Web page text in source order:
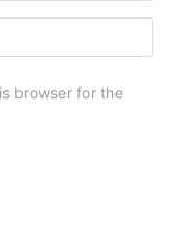
browser for the